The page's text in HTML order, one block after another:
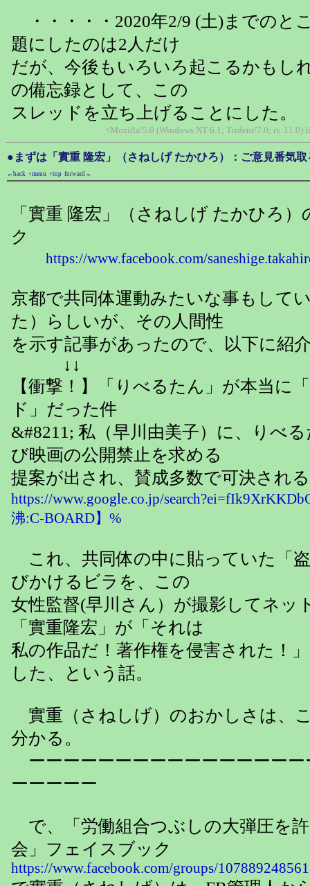
・・・・・2020年2/9 (土)までのと
題にしたのは2人だけ
だが、今後もいろいろ起こるかもし
の備忘録として、この
スレッドを立ち上げることにした。
<Mozilla/5.0 (Windows NT 6.1; Trident/7.0; rv:11.0)
●まずは「實重 隆宏」（さねしげ たかひろ）：ご意見番気
←back ↑menu ↑top forward→
「實重 隆宏」（さねしげ たかひろ
ク
https://www.facebook.com/
京都で共同体運動みたいな事もして
た）らしいが、その人間性
を示す記事があったので、以下に紹
↓↓
【衝撃！】「りべるたん」が本当に
ド」だった件
&#8211; 私（早川由美子）に、りべ
び映画の公開禁止を求める
提案が出され、賛成多数で可決され
https://www.google.co.jp/
沸:C-BOARD】%
これ、共同体の中に貼っていた「
びかけるビラを、この
女性監督(早川さん）が撮影してネッ
「實重隆宏」が「それは
私の作品だ！著作権を侵害された！
した、という話。
實重（さねしげ）のおかしさは、
分かる。
ーーーーーーーーーーーーーーーー
ーーーーー
で、「労働組合つぶしの大弾圧を
会」フェイスブック
https://www.facebook.com/groups/